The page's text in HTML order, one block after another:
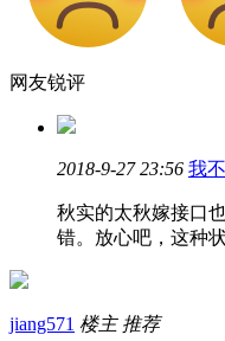
网友锐评
2018-9-27 23:56 我
秋实的太秋嫁接口
错。放心吧，这种
jiang571 楼主 推荐